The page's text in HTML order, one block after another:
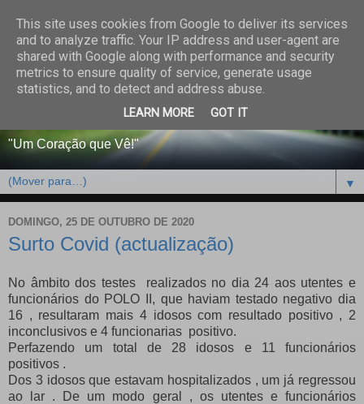
CENTRO PAROQUIAL E
SOCIAL DO SALVADOR
DE BEJA
"Um Coração que Vê!"
▼
DOMINGO, 25 DE OUTUBRO DE 2020
Surto Covid (actualização)
No âmbito dos testes realizados no dia 24 aos utentes e
funcionários do POLO II, que haviam testado negativo dia
16 , resultaram mais 4 idosos com resultado positivo , 2
inconclusivos e 4 funcionarias positivo.
Perfazendo um total de 28 idosos e 11 funcionários
positivos .
Dos 3 idosos que estavam hospitalizados , um já regressou
ao lar . De um modo geral , os utentes e funcionários
This site uses cookies from Google to deliver its services
and to analyze traffic. Your IP address and user-agent are
shared with Google along with performance and security
metrics to ensure quality of service, generate usage
statistics, and to detect and address abuse.
LEARN MORE GOT IT